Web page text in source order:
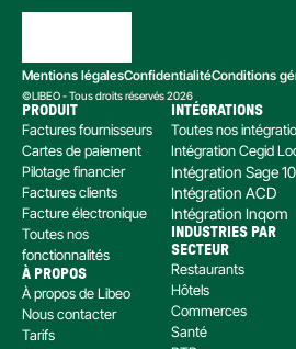
Mentions légalesConfidentialitéConditions
©LIBEO - Tous droits réservés 2026
PRODUIT
Factures fournisseurs
Cartes de paiement
Pilotage financier
Factures clients
Facture électronique
Toutes nos
fonctionnalités
À PROPOS
À propos de Libeo
Nous contacter
Tarifs
INTÉGRATIONS
Toutes nos
Intégration Cegid
Intégration Sage
Intégration ACD
Intégration Inqom
INDUSTRIES PAR
SECTEUR
Restaurants
Hôtels
Commerces
Santé